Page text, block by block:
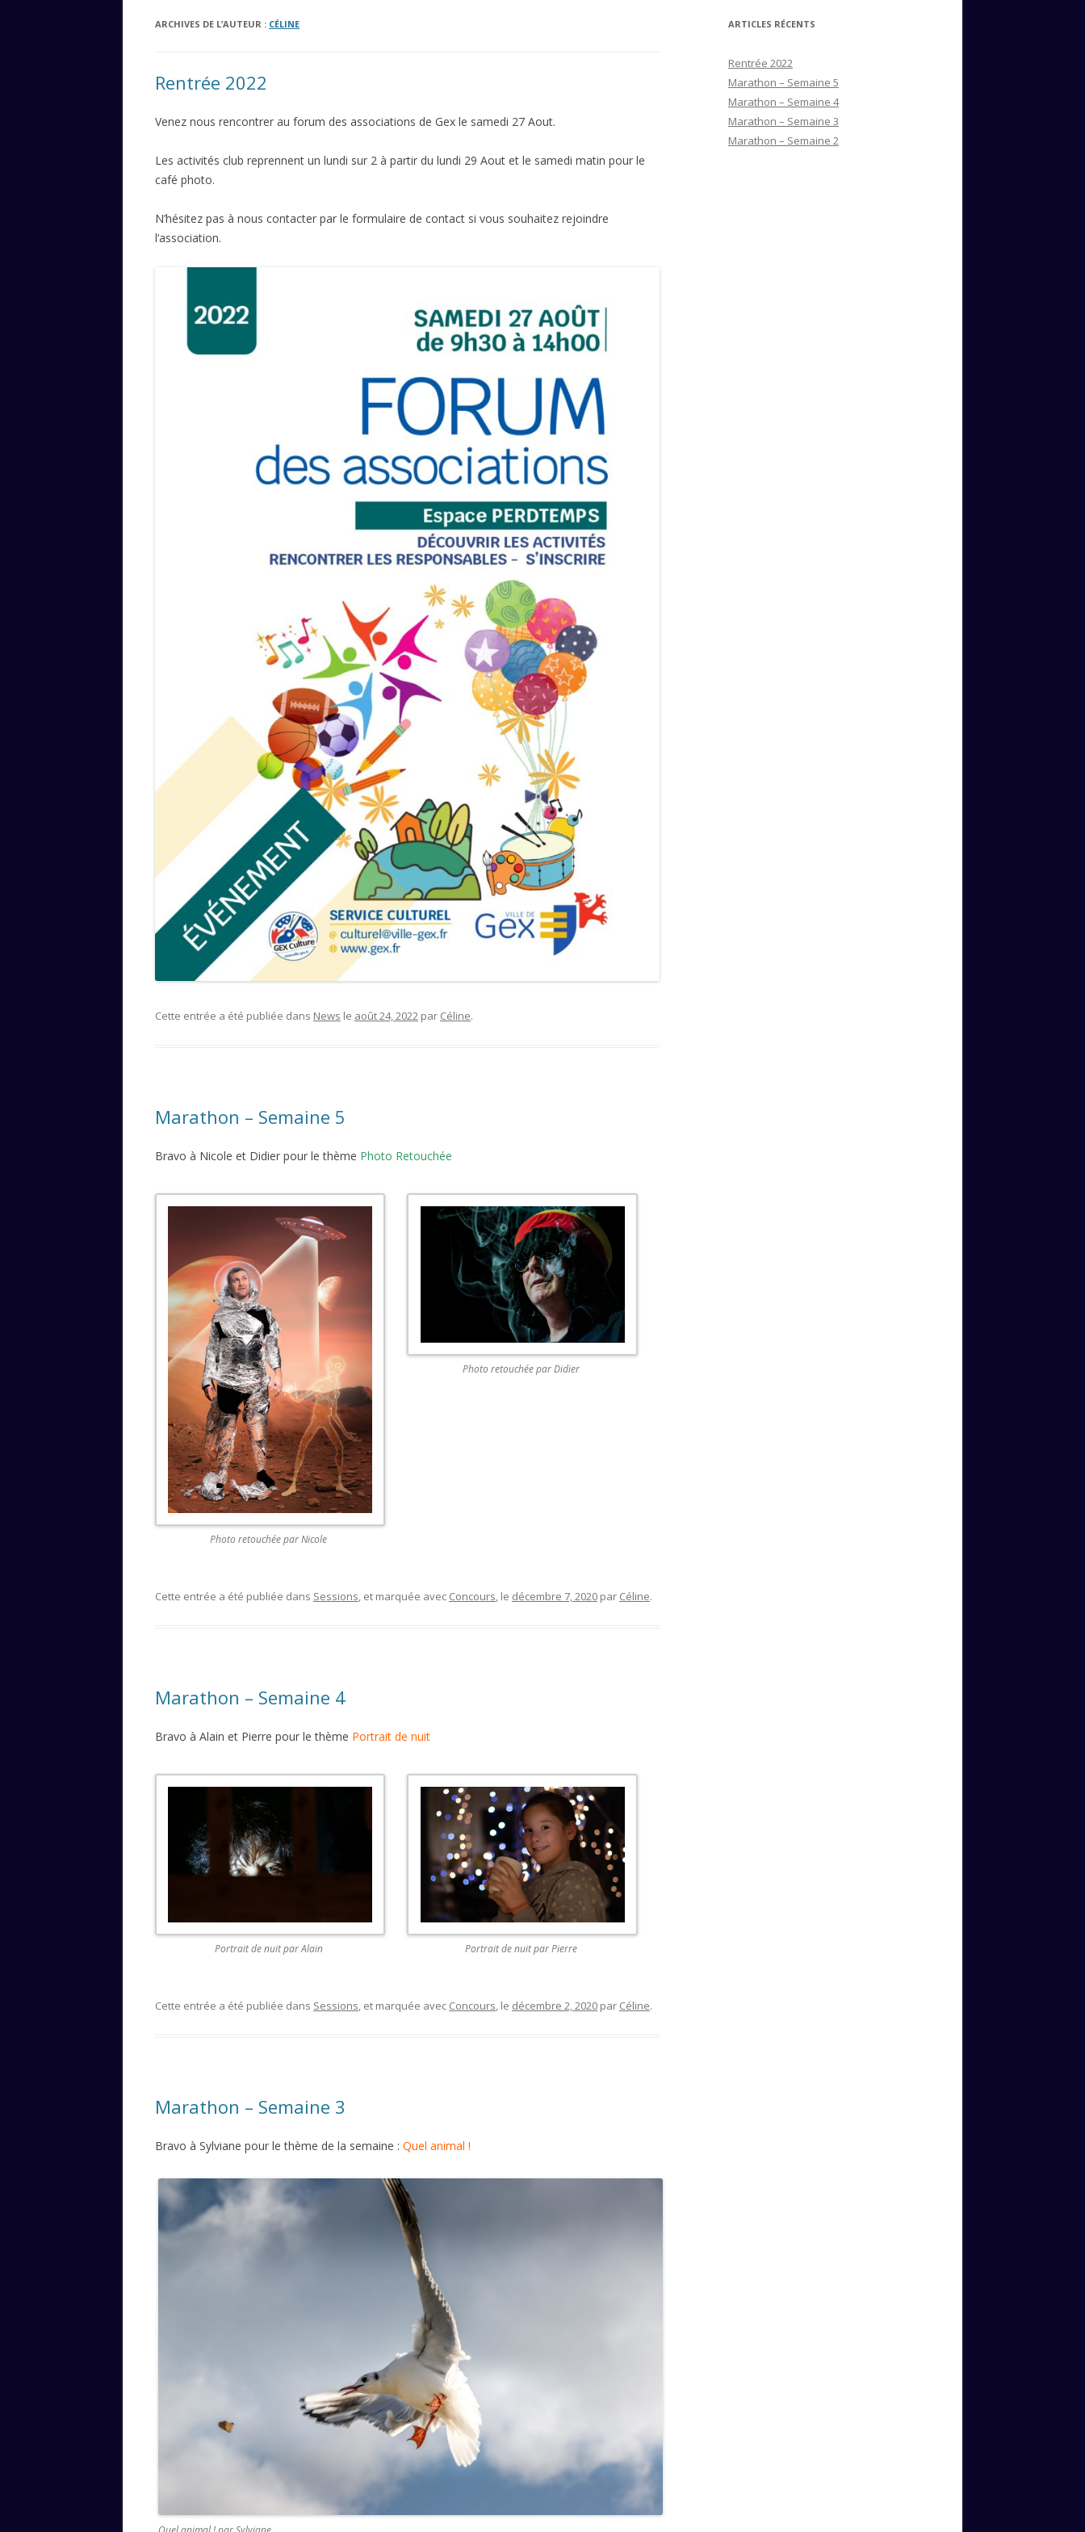
ARCHIVES DE L’AUTEUR : CÉLINE
Rentrée 2022
Venez nous rencontrer au forum des associations de Gex le samedi 27 Aout.
Les activités club reprennent un lundi sur 2 à partir du lundi 29 Aout et le samedi matin pour le
café photo.
N’hésitez pas à nous contacter par le formulaire de contact si vous souhaitez rejoindre
l’association.
Cette entrée a été publiée dans News le août 24, 2022 par Céline.
Marathon – Semaine 5
Bravo à Nicole et Didier pour le thème Photo Retouchée
Photo retouchée par Nicole
Photo retouchée par Didier
Cette entrée a été publiée dans Sessions , et marquée avec Concours , le décembre 7, 2020 par Céline.
Marathon – Semaine 4
Bravo à Alain et Pierre pour le thème Portrait de nuit
Portrait de nuit par Alain Portrait de nuit par Pierre
Cette entrée a été publiée dans Sessions, et marquée avec Concours, le décembre 2, 2020 par Céline.
Marathon – Semaine 3
Bravo à Sylviane pour le thème de la semaine : Quel animal !
ARTICLES RÉCENTS
Rentrée 2022
Marathon – Semaine 5
Marathon – Semaine 4
Marathon – Semaine 3
Marathon – Semaine 2